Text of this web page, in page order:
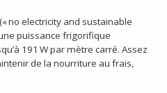
no electricity and sustainable
puissance frigorifique
191 W par mètre carré. Assez
de la nourriture au frais,